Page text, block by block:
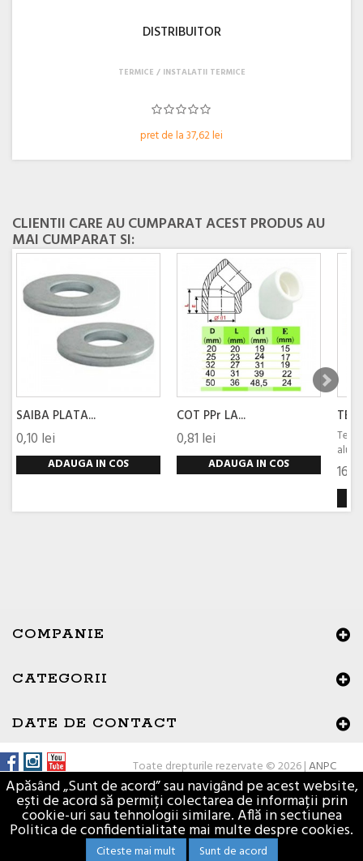
DISTRIBUITOR
pret de la 37,62 lei
TERMICE INSTALATII TERMICE
CLIENTII CARE AU CUMPARAT ACEST PRODUS AU
MAI CUMPARAT SI:
SAIBA PLATA...
0,10 lei
ADAUGA IN COS
COT PPr LA...
0,81 lei
ADAUGA IN COS
COMPANIE
CATEGORII
DATE DE CONTACT
Toate drepturile rezervate © 2026 |ANPC
Apăsând „Sunt de acord” sau navigând pe acest website,
ești de acord să permiți colectarea de informații prin
cookie-uri sau tehnologii similare. Află in sectiunea
Politica de confidentialitate mai multe despre cookies.
Citeste mai mult Sunt de acord
Buna ziua, Suntem aici sa va ajutam!